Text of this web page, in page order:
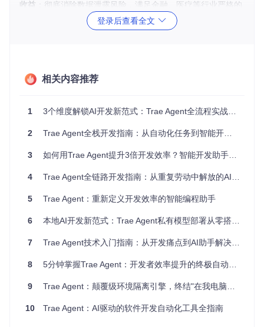
收益 ：彻底消除数据泄露风险，满足金融、医疗等行业严格的
合规要求，让你可以安心处理机密项目。
方案：通过Ollama在本地运行大模型，实现完全离线工作模
收益
：在任何网络环境下都能保持高效开发，特别适合出差、
调用频率限制。
方案
：本地部署一次投入，无后续使用成本，可根据硬件条件
灵活选择模型，资源完全自主控制。
收益
：每年可节省数千元API费用，同时避免因调用频率限制
导致的开发中断，实现资源利用最大化。
零基础实施路径：从环境准备到实际运行
准备工作：检查系统兼容性
在开始部署前，请确保你的系统满足以下基本要求：
登录后查看全文
相关内容推荐
1 3个维度解锁AI开发新范式：Trae Agent全流程实战指南
2 Trae Agent全栈开发指南：从自动化任务到智能开发助手
3 如何用Trae Agent提升3倍开发效率？智能开发助手的全方位实战指南
4 Trae Agent全链路开发指南：从重复劳动中解放的AI编程助手
5 Trae Agent：重新定义开发效率的智能编程助手
6 本地AI开发新范式：Trae Agent私有模型部署从零搭建到性能优化全指南
7 Trae Agent技术入门指南：从开发痛点到AI助手解决方案
8 5分钟掌握Trae Agent：开发者效率提升的终极自动化工具指南
9 Trae Agent：颠覆级环境隔离引擎，终结"在我电脑上能运行"的开发噩梦
10 Trae Agent：AI驱动的软件开发自动化工具全指南